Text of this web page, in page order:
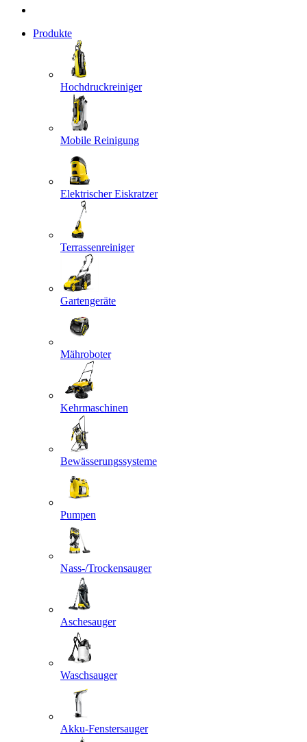
Produkte
Hochdruckreiniger
Mobile Reinigung
Elektrischer Eiskratzer
Terrassenreiniger
Gartengeräte
Mähroboter
Kehrmaschinen
Bewässerungssysteme
Pumpen
Nass-/Trockensauger
Aschesauger
Waschsauger
Akku-Fenstersauger